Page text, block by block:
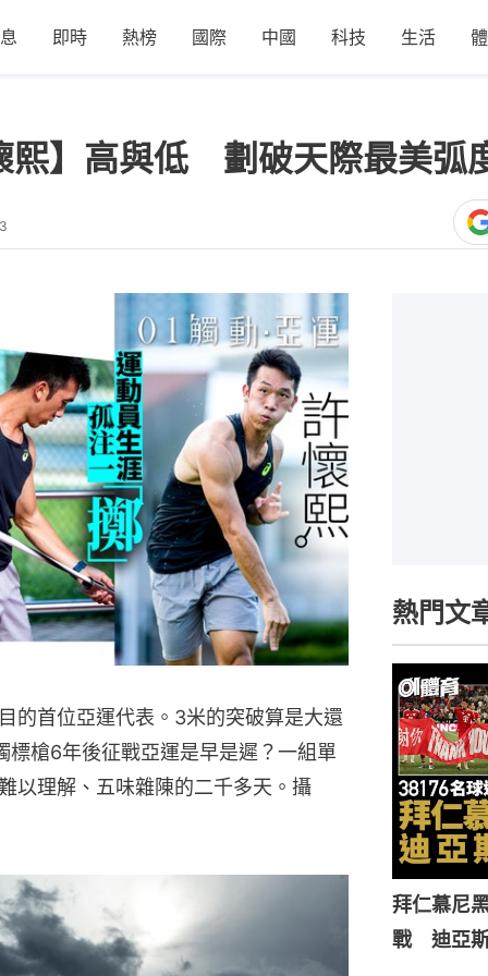
即時 熱榜 國際 中國 科技 生活
熙】高與低 劃破天際最美弧
的首位亞運代表。3米的突破算是大還
槍6年後征戰亞運是早是遲？一組單
以理解、五味雜陳的二千多天。攝
熱門文
拜仁慕尼
戰 迪亞斯